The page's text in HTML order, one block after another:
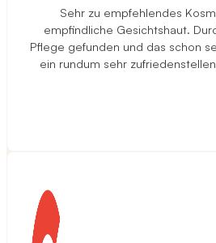
Sehr zu empfehlendes
empfindliche Gesichtshaut.
Pflege gefunden und das schon
ein rundum sehr